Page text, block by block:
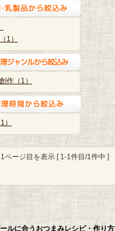
1）
作（1）
）
ページ目を表示 [ 1-1件目/1件中 ]
ルに合うおつまみレシピ・作り方